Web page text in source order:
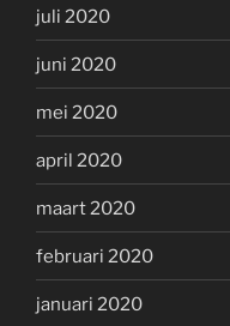
juli 2020
juni 2020
mei 2020
april 2020
maart 2020
februari 2020
januari 2020